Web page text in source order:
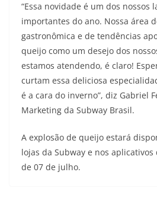
“Essa novidade é um dos nossos
importantes do ano. Nossa área
gastronômica e de tendências
queijo como um desejo dos
estamos atendendo, é claro!
curtam essa deliciosa
é a cara do inverno”, diz Gabriel
Marketing da Subway Brasil.
A explosão de queijo estará
lojas da Subway e nos
de 07 de julho.